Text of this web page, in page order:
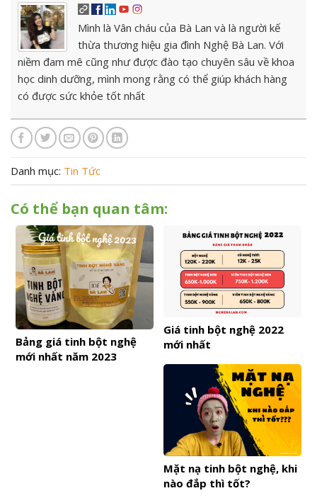
Mình là Vân cháu của Bà Lan và là người kế
thừa thương hiệu gia đình Nghệ Bà Lan. Với
niềm đam mê cũng như được đào tạo chuyên sâu về khoa
học dinh dưỡng, mình mong rằng có thể giúp khách hàng
có được sức khỏe tốt nhất
Danh mục: Tin Tức
Có thể bạn quan tâm:
Bảng giá tinh bột nghệ
mới nhất năm 2023
Giá tinh bột nghệ 2022
mới nhất
Mặt nạ tinh bột nghệ, khi
nào đắp thì tốt?